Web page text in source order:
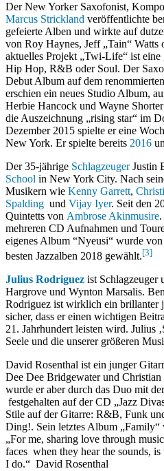
Der New Yorker Saxofonist,
Marcus Strickland veröffentlichte
gefeierte Alben und wirkte auf
von Roy Haynes, Jeff „Tain“ Watts
aktuelles Projekt „Twi-Life“ ist eine
Hip Hop, R&B oder Soul. Der
Debut Album auf dem
erschien ein neues Studio Album,
Herbie Hancock und Wayne
die Auszeichnung „rising star“ im
Dezember 2015 spielte er eine
New York. Er spielte bereits 2016
Der 35-jährige SchlagzeugerJustin
School in New York City. Nach
Musikern wie Kenny Garrett,
Spalding und Vijay Iyer. Seit den
Quintetts von Ambrose Akinmusire
mehreren CD Aufnahmen und
eigenes Album “Nyeusi“ wurde von
besten Jazzalben 2018 gewählt.[3]
Julius Rodriguez ist Schlagzeuger
Hargrove und Wynton Marsalis.
Rodriguez ist wirklich ein brillanter
sicher, dass er einen wichtigen
21. Jahrhundert leisten wird. Julius
Seele und die unserer größeren
David Rosenthal ist ein junger
Dee Dee Bridgewater und
wurde er aber durch das Duo mit
festgehalten auf der CD „Jazz
Stile auf der Gitarre: R&B, Funk
Ding!. Sein letztes Album
„For me, sharing love through
faces when they hear the sounds,
I do.“ David Rosenthal